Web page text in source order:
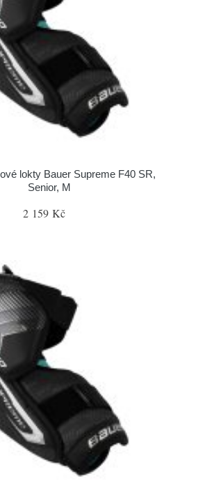
lokty Bauer Supreme F40 SR,
Senior, M
2 159 Kč